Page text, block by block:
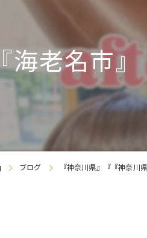
パーマ
ヘッドスパ
トリートメント
海老名市
ブログ 『神奈川県』『『神奈川